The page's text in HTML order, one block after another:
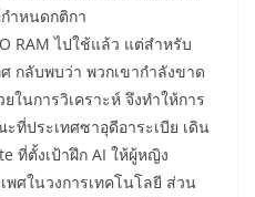
ำหนดกติกา
RAM ไปใช้แล้ว แต่สำหรับ
กลับพบว่า พวกเขากำลังขาด
นการวิเคราะห์ จึงทำให้การ
ที่ประเทศซาอุดีอาระเบีย เดิน
ที่ตั้งเป้าฝึก AI ให้ผู้หญิง
พศในวงการเทคโนโลยี ส่วน